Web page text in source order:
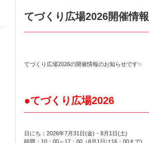
てづくり広場2026開催情報
てづくり広場2026の開催情報のお知らせです✨
●てづくり広場2026
日にち：2026年7月31日(金)・8月1日(土)
時間：10：00～17：00（8月1日は16：00まで)